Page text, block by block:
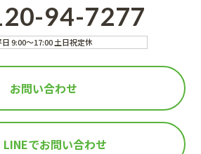
94-7277
日 9:00～17:00 土日祝定休
お問い合わせ
LINEでお問い合わせ